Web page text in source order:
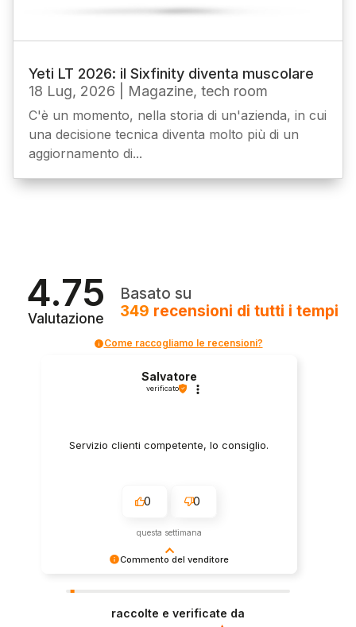
Yeti LT 2026: il Sixfinity diventa muscolare
18 Lug, 2026
Magazine,tech room
C'è un momento, nella storia di un'azienda, in cui
una decisione tecnica diventa molto più di un
aggiornamento di...
4.75
Valutazione
Basato su
349 recensioni di tutti i tempi
Come raccogliamo le recensioni?
Commento del venditore
fornire il servizio giusto a clienti così fantastici.
Salvatore
verificato
Servizio clienti competente, lo consiglio.
0 0
questa settimana
raccolte e verificate da